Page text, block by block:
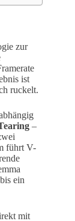
zur
ist
ruckelt.
–
führt V-
ein
mit